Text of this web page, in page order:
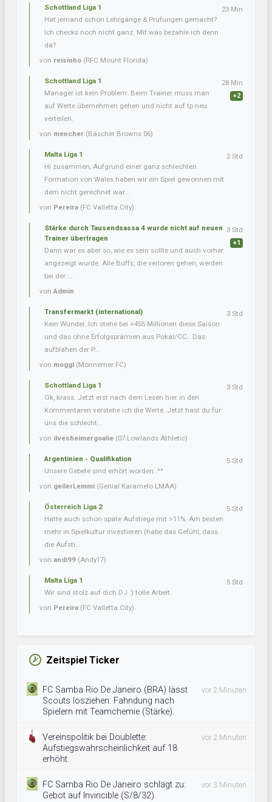
Schottland Liga 1
Hat jemand schon Lehrgänge & Prüfungen gemacht?
Ich checks noch nicht ganz. Mit was bezahle ich denn
da?
von reisinho (RFC Mount Florida)
23 Min
Schottland Liga 1
Manager ist kein Problem. Beim Trainer muss man
auf Werte übernehmen gehen und nicht auf tp neu
verteilen.
von mencher (Bäscher Browns 06)
28 Min
+2
Malta Liga 1
Hi zusammen, Aufgrund einer ganz schlechten
Formation von Wales haben wir ein Spiel gewonnen mit
dem nicht gerechnet war...
von Pereira (FC Valletta City)
2 Std
Stärke durch Tausendsassa 4 wurde nicht auf neuen
Trainer übertragen
Dann war es aber so, wie es sein sollte und auch vorher
angezeigt wurde. Alle Buffs, die verloren gehen, werden
bei der ...
vonAdmin
3 Std
+1
Transfermarkt (international)
Kein Wunder..Ich stehe bei +455 Millionen diese Saison
und das ohne Erfolgsprämien aus Pokal/CC.. Das
aufblähen der P...
von moggl (Monnemer FC)
3 Std
Schottland Liga 1
Ok, krass. Jetzt erst nach dem Lesen hier in den
Kommentaren verstehe ich die Werte. Jetzt hast du für
uns die schlecht...
von ilvesheimergoalie (07 Lowlands Athletic)
3 Std
Argentinien - Qualifikation
Unsere Gebete sind erhört worden..^^
von geilerLemmi (Genial Karamelo LMAA)
5 Std
Österreich Liga 2
Hatte auch schon späte Aufstiege mit >11%. Am besten
mehr in Spielkultur investieren (habe das Gefühl, dass
die Aufsti...
von andi99 (Andy17)
5 Std
Malta Liga 1
Wir sind stolz auf dich DJ :) tolle Arbeit
von Pereira (FC Valletta City)
5 Std
Zeitspiel Ticker
FC Samba Rio De Janeiro (BRA) lässt
Scouts losziehen: Fahndung nach
Spielern mit Teamchemie (Stärke).
vor 2 Minuten
Vereinspolitik bei Doublette:
Aufstiegswahrscheinlichkeit auf 18
erhöht.
vor 2 Minuten
FC Samba Rio De Janeiro schlägt zu:
Gebot auf Invincible (S/8/32).
vor 3 Minuten